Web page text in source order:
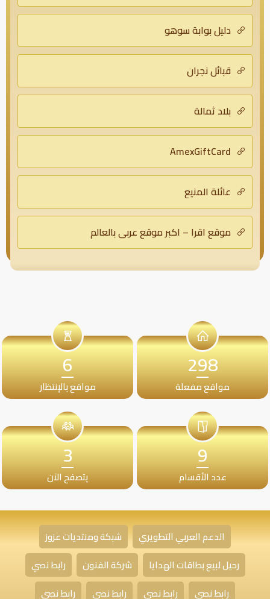
دليل بوابة سوهو
قبائل نجران
بلاد ثمالة
AmexGiftCard
عائلة المنيع
موقع اقرا – اكبر موقع عربي بالعالم
298
مواقع مفعلة
6
مواقع بالإنتظار
9
عدد الأقسام
3
يتصفح الآن
الدعم العربي التطويري
شبكة ومنتديات عزوز
رحيل لبيع بطاقات الهدايا
شركة الفنون
رابط نصي
رابط نصي
رابط نصي رابط نصي رابط نصي